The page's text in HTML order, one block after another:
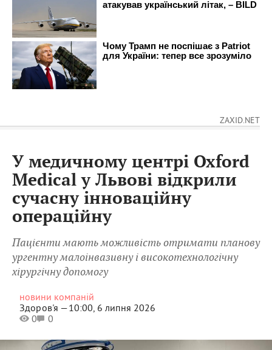
ZAXID.NET
У медичному центрі Oxford
Medical у Львові відкрили
сучасну інноваційну
операційну
Пацієнти мають можливість отримати планову
ургентну малоінвазивну і високотехнологічну
хірургічну допомогу
новини компаній
Здоров'я —10:00, 6 липня 2026
0
0